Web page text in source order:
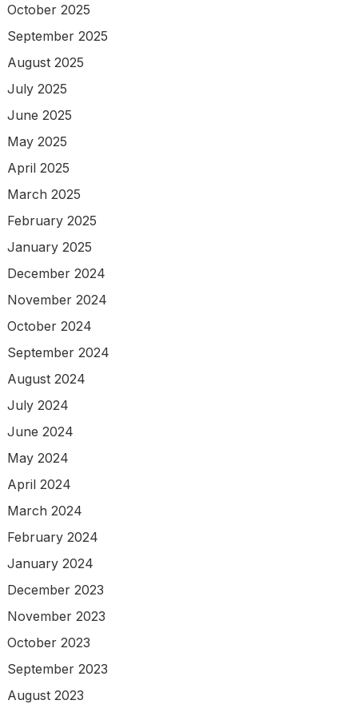
October 2025
September 2025
August 2025
July 2025
June 2025
May 2025
April 2025
March 2025
February 2025
January 2025
December 2024
November 2024
October 2024
September 2024
August 2024
July 2024
June 2024
May 2024
April 2024
March 2024
February 2024
January 2024
December 2023
November 2023
October 2023
September 2023
August 2023